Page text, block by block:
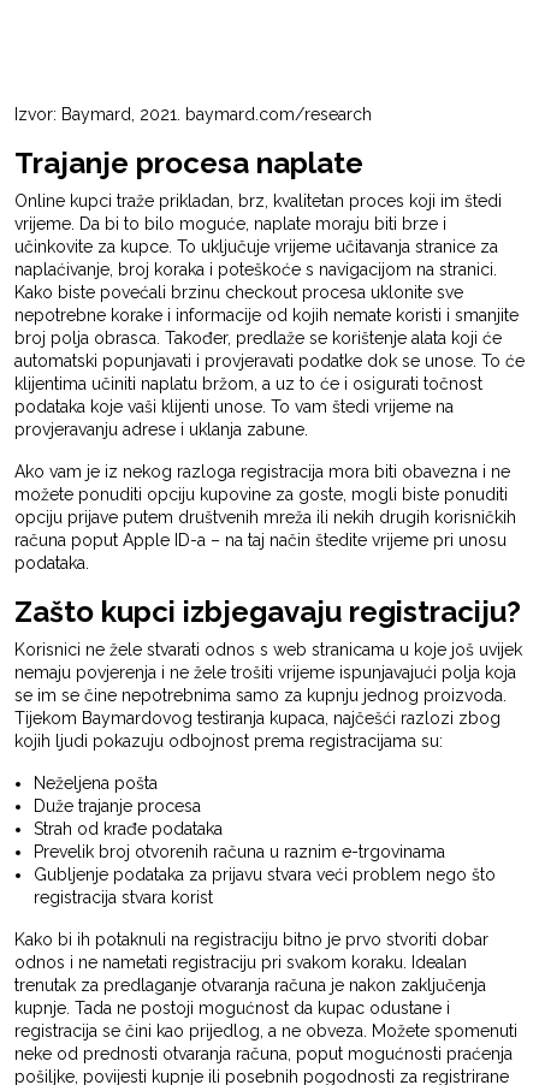
Izvor: Baymard, 2021. baymard.com/research
Trajanje procesa naplate
Online kupci traže prikladan, brz, kvalitetan proces koji im štedi
vrijeme. Da bi to bilo moguće, naplate moraju biti brze i
učinkovite za kupce. To uključuje vrijeme učitavanja stranice za
naplaćivanje, broj koraka i poteškoće s navigacijom na stranici.
Kako biste povećali brzinu checkout procesa uklonite sve
nepotrebne korake i informacije od kojih nemate koristi i smanjite
broj polja obrasca. Također, predlaže se korištenje alata koji će
automatski popunjavati i provjeravati podatke dok se unose. To će
klijentima učiniti naplatu bržom, a uz to će i osigurati točnost
podataka koje vaši klijenti unose. To vam štedi vrijeme na
provjeravanju adrese i uklanja zabune.
Ako vam je iz nekog razloga registracija mora biti obavezna i ne
možete ponuditi opciju kupovine za goste, mogli biste ponuditi
opciju prijave putem društvenih mreža ili nekih drugih korisničkih
računa poput Apple ID-a – na taj način štedite vrijeme pri unosu
podataka.
Zašto kupci izbjegavaju registraciju?
Korisnici ne žele stvarati odnos s web stranicama u koje još uvijek
nemaju povjerenja i ne žele trošiti vrijeme ispunjavajući polja koja
se im se čine nepotrebnima samo za kupnju jednog proizvoda.
Tijekom Baymardovog testiranja kupaca, najčešći razlozi zbog
kojih ljudi pokazuju odbojnost prema registracijama su:
Neželjena pošta
Duže trajanje procesa
Strah od krađe podataka
Prevelik broj otvorenih računa u raznim e-trgovinama
Gubljenje podataka za prijavu stvara veći problem nego što
registracija stvara korist
Kako bi ih potaknuli na registraciju bitno je prvo stvoriti dobar
odnos i ne nametati registraciju pri svakom koraku. Idealan
trenutak za predlaganje otvaranja računa je nakon zaključenja
kupnje. Tada ne postoji mogućnost da kupac odustane i
registracija se čini kao prijedlog, a ne obveza. Možete spomenuti
neke od prednosti otvaranja računa, poput mogućnosti praćenja
pošiljke, povijesti kupnje ili posebnih pogodnosti za registrirane